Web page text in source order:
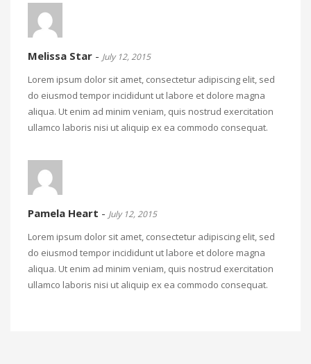
Melissa Star - July 12, 2015
Lorem ipsum dolor sit amet, consectetur adipiscing elit, sed
do eiusmod tempor incididunt ut labore et dolore magna
aliqua. Ut enim ad minim veniam, quis nostrud exercitation
ullamco laboris nisi ut aliquip ex ea commodo consequat.
Pamela Heart - July 12, 2015
Lorem ipsum dolor sit amet, consectetur adipiscing elit, sed
do eiusmod tempor incididunt ut labore et dolore magna
aliqua. Ut enim ad minim veniam, quis nostrud exercitation
ullamco laboris nisi ut aliquip ex ea commodo consequat.